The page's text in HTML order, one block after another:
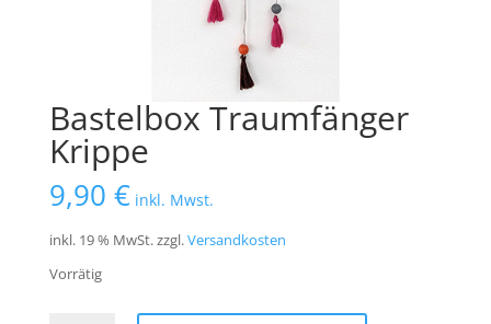
Bastelbox Traumfänger
Krippe
9,90 € inkl. Mwst.
inkl. 19 % MwSt.zzgl.Versandkosten
Vorrätig